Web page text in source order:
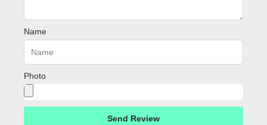
Name
Photo
Send Review